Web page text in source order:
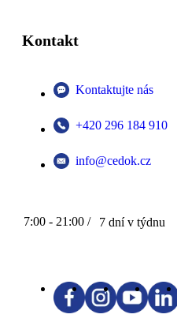
Kontakt
Kontaktujte nás
+420 296 184 910
info@cedok.cz
7:00 - 21:00 / 7 dní v týdnu